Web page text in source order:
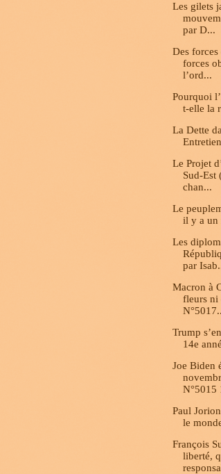
Les gilets
par D...
Des forces
forces
l’ord...
Pourquoi
t-elle la
La Dette
Le Projet
Sud-Est
chan...
Le
il y a un
Les
par
Macron à
fleurs ni
Trump
14e
Joe Biden
N°5015
Paul
le
François
liberté,